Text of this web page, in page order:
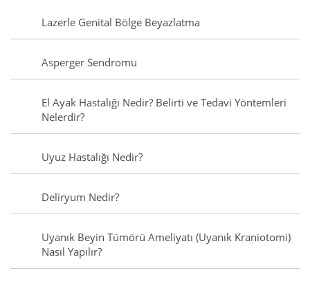
Lazerle Genital Bölge Beyazlatma
Asperger Sendromu
El Ayak Hastalığı Nedir? Belirti ve Tedavi Yöntemleri
Nelerdir?
Uyuz Hastalığı Nedir?
Deliryum Nedir?
Uyanık Beyin Tümörü Ameliyatı (Uyanık Kraniotomi)
Nasıl Yapılır?